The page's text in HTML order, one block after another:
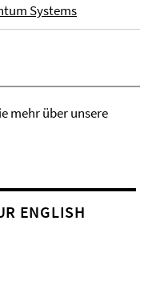
Systems
mehr über unsere
ENGLISH